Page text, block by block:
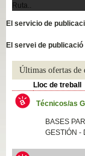
Ruta..
El servicio de
El servei de
Últimas ofertas de
Lloc de treball
Técnicos/as
BASES
GESTIÓN -